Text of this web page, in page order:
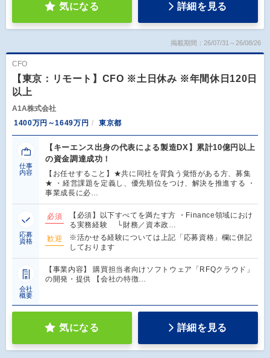
気になる 詳細を見る
掲載期間：26/07/31～26/08/26
CFO
【東京：リモート】CFO ※土日休み ※年間休日120日
以上
A1A株式会社
1400万円～1649万円
東京都
仕事
内容
【キーエンス出身の代表による製造DX】累計10億円以上
の資金調達成功！
【お任せすること】★共に同社を背負う覚悟がある方、募集
★ ・経営課題を定義し、優先順位をつけ、解決を推進する ・
事業成長に必…
応募
資格
必須
【必須】以下すべてを満たす方 ・Finance領域におけ
る実務経験 └財務／資本政…
歓迎
※活かせる経験については上記「応募資格」欄に併記
しております
会社
概要
【事業内容】 購買担当者向けソフトウェア「RFQクラウド」
の開発・提供 【会社の特徴…
気になる 詳細を見る